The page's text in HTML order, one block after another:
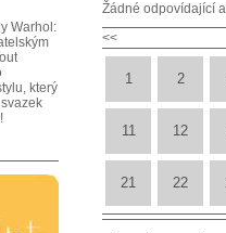
Žádné odpovídající
<<
1 2
11 12
21 22
Warhol:
který